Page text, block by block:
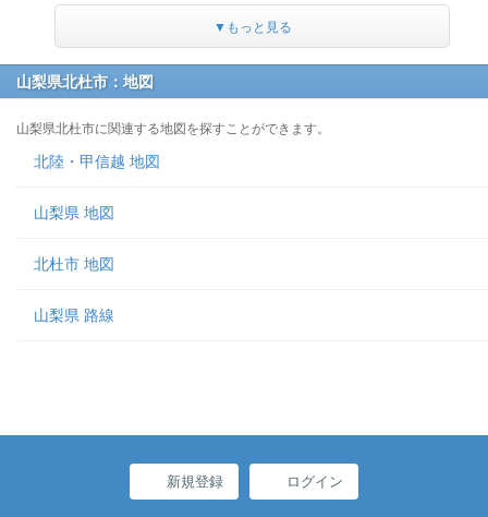
▼もっと見る
山梨県北杜市：地図
山梨県北杜市に関連する地図を探すことができます。
北陸・甲信越 地図
山梨県 地図
北杜市 地図
山梨県 路線
新規登録 ログイン